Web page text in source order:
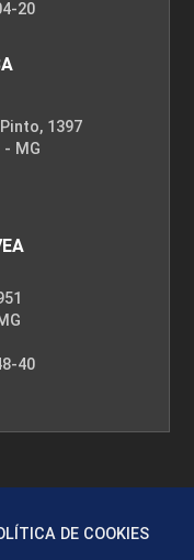
20
1397
MG
40
DE COOKIES